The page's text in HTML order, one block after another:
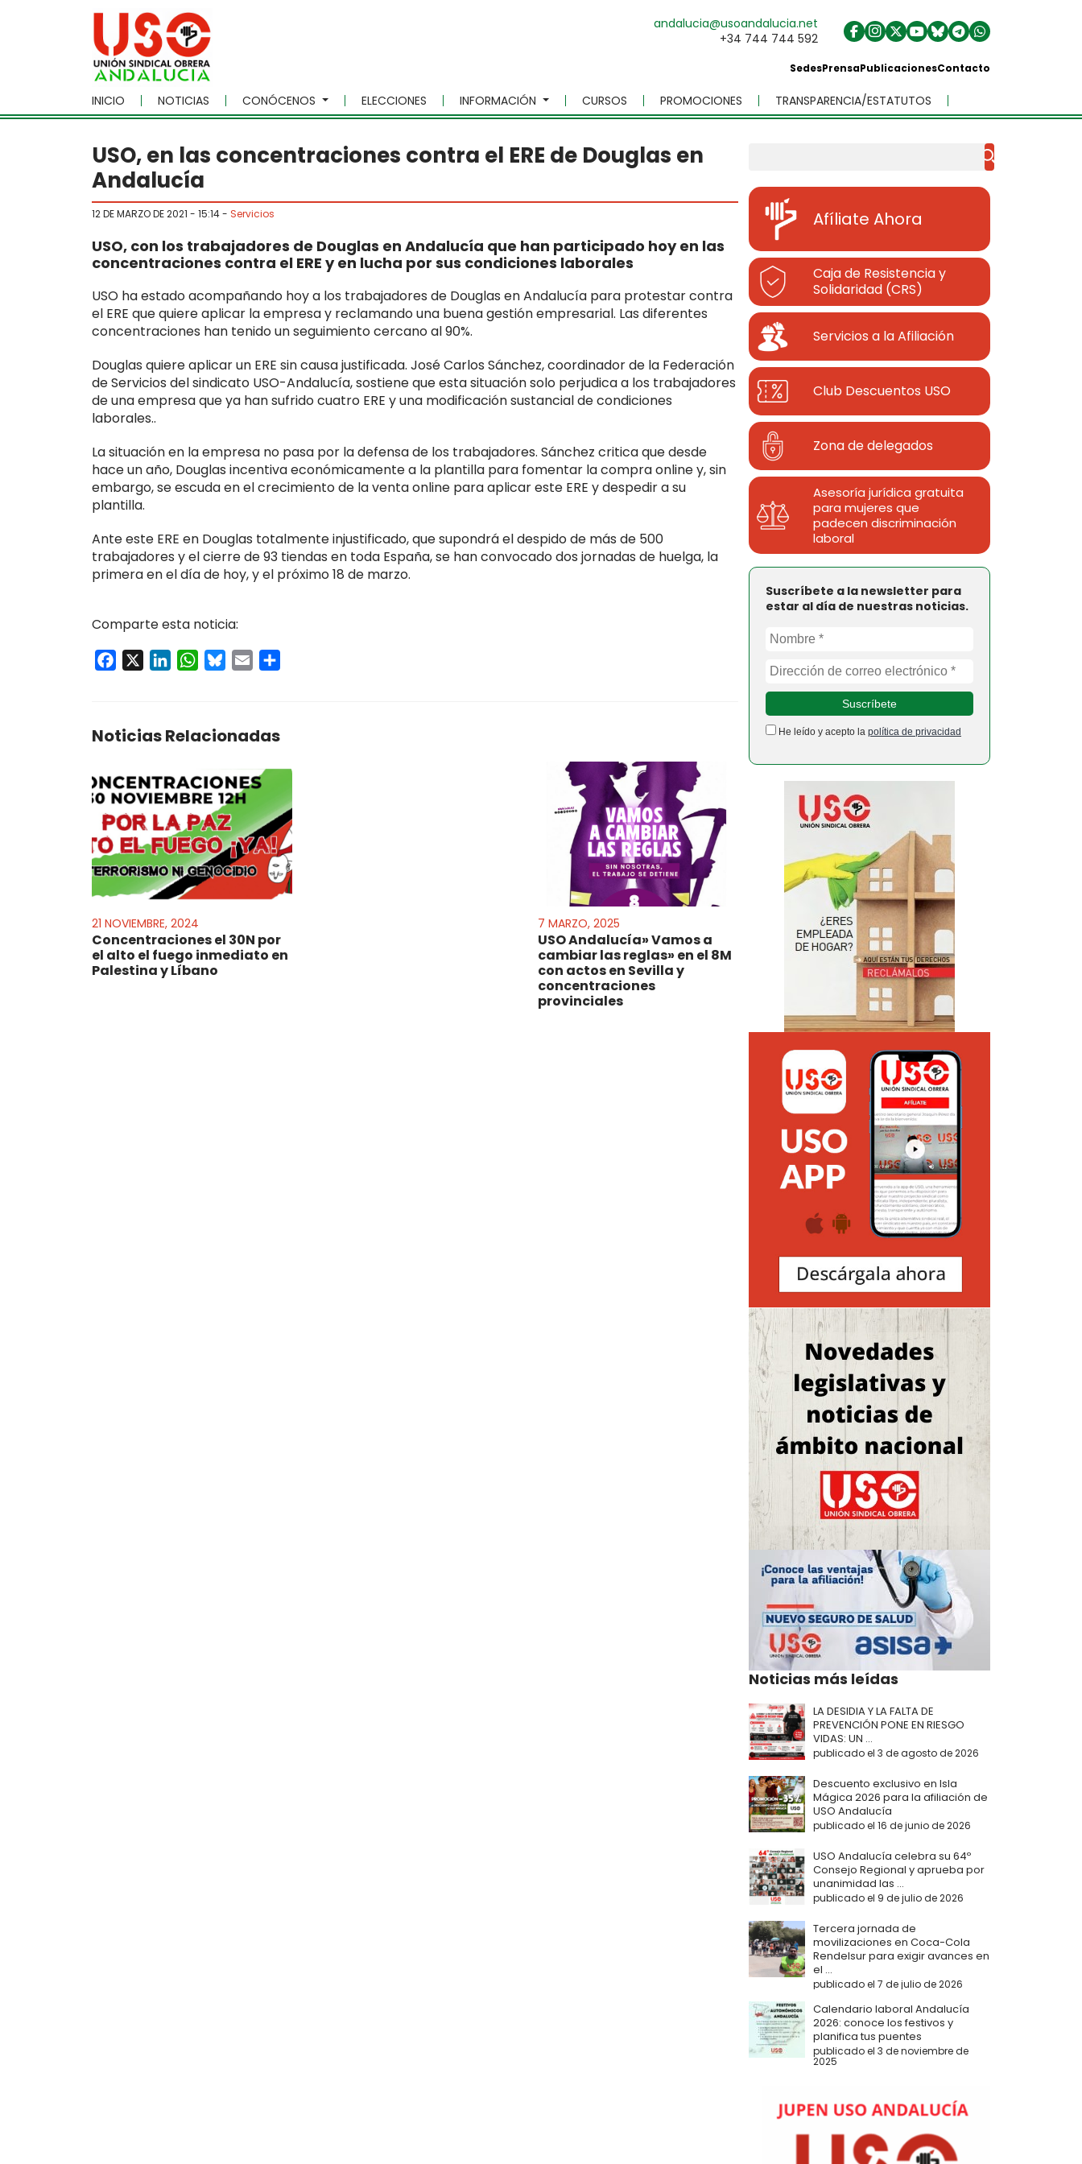
Skip to main content
andalucia@usoandalucia.net
+34 744 744 592
SedesPrensaPublicacionesContacto
INICIO NOTICIAS CONÓCENOS ELECCIONES INFORMACIÓN CURSOS PROMOCIONES TRANSPARENCIA/ESTATUTOS
USO, en las concentraciones contra el ERE de Douglas en
Andalucía
12 DE MARZO DE 2021 - 15:14- Servicios
USO, con los trabajadores de Douglas en Andalucía que han participado hoy en las
concentraciones contra el ERE y en lucha por sus condiciones laborales
USO ha estado acompañando hoy a los trabajadores de Douglas en Andalucía para protestar contra
el ERE que quiere aplicar la empresa y reclamando una buena gestión empresarial. Las diferentes
concentraciones han tenido un seguimiento cercano al 90%.
Douglas quiere aplicar un ERE sin causa justificada. José Carlos Sánchez, coordinador de la Federación
de Servicios del sindicato USO-Andalucía, sostiene que esta situación solo perjudica a los trabajadores
de una empresa que ya han sufrido cuatro ERE y una modificación sustancial de condiciones
laborales..
La situación en la empresa no pasa por la defensa de los trabajadores. Sánchez critica que desde
hace un año, Douglas incentiva económicamente a la plantilla para fomentar la compra online y, sin
embargo, se escuda en el crecimiento de la venta online para aplicar este ERE y despedir a su
plantilla.
Ante este ERE en Douglas totalmente injustificado, que supondrá el despido de más de 500
trabajadores y el cierre de 93 tiendas en toda España, se han convocado dos jornadas de huelga, la
primera en el día de hoy, y el próximo 18 de marzo.
Comparte esta noticia:
Facebook LinkedInWhatsApp
Bluesky
Email
Noticias Relacionadas
21 NOVIEMBRE, 2024
Concentraciones el 30N por
el alto el fuego inmediato en
Palestina y Líbano
7 MARZO, 2025
USO Andalucía» Vamos a
cambiar las reglas» en el 8M
con actos en Sevilla y
concentraciones
provinciales
Afíliate Ahora
Caja de Resistencia y
Solidaridad (CRS)
Servicios a la Afiliación
Club Descuentos USO
Zona de delegados
Asesoría jurídica gratuita
para mujeres que
padecen discriminación
laboral
Suscríbete a la newsletter para
estar al día de nuestras noticias.
He leído y acepto la política de privacidad
Noticias más leídas
LA DESIDIA Y LA FALTA DE
PREVENCIÓN PONE EN RIESGO
VIDAS: UN ...
publicado el 3 de agosto de 2026
Descuento exclusivo en Isla
Mágica 2026 para la afiliación de
USO Andalucía
publicado el 16 de junio de 2026
USO Andalucía celebra su 64º
Consejo Regional y aprueba por
unanimidad las ...
publicado el 9 de julio de 2026
Tercera jornada de
movilizaciones en Coca-Cola
Rendelsur para exigir avances en
el ...
publicado el 7 de julio de 2026
Calendario laboral Andalucía
2026: conoce los festivos y
planifica tus puentes
publicado el 3 de noviembre de
2025